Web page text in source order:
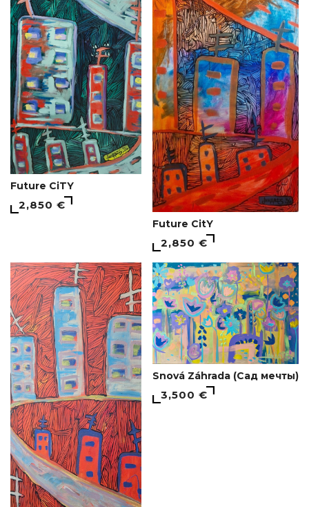
Future CiTY
2,850 €
Future CitY
2,850 €
Snová Záhrada (Сад мечты)
3,500 €